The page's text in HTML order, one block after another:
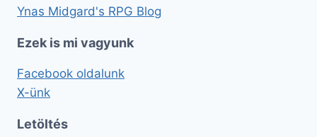
Ynas Midgard's RPG Blog
Ezek is mi vagyunk
Facebook oldalunk
X-ünk
Letöltés